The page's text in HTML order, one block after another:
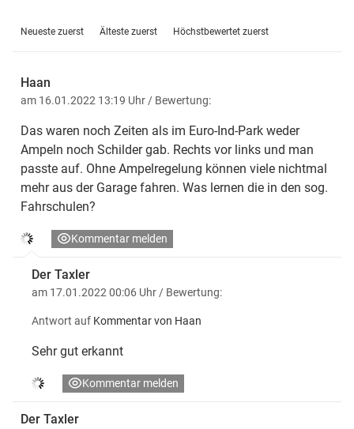
Neueste zuerst Älteste zuerst Höchstbewertet zuerst
Haan
am 16.01.2022 13:19 Uhr / Bewertung:
Das waren noch Zeiten als im Euro-Ind-Park weder
Ampeln noch Schilder gab. Rechts vor links und man
passte auf. Ohne Ampelregelung können viele nichtmal
mehr aus der Garage fahren. Was lernen die in den sog.
Fahrschulen?
Kommentar melden
Der Taxler
am 17.01.2022 00:06 Uhr / Bewertung:
Antwort auf Kommentar von Haan
Sehr gut erkannt
Kommentar melden
Der Taxler